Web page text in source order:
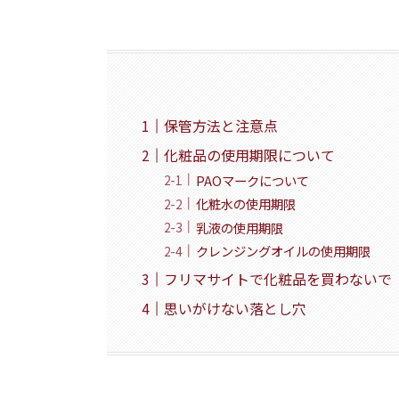
保管方法と注意点
化粧品の使用期限について
PAOマークについて
化粧水の使用期限
乳液の使用期限
クレンジングオイルの使用期限
フリマサイトで化粧品を買わないで
思いがけない落とし穴